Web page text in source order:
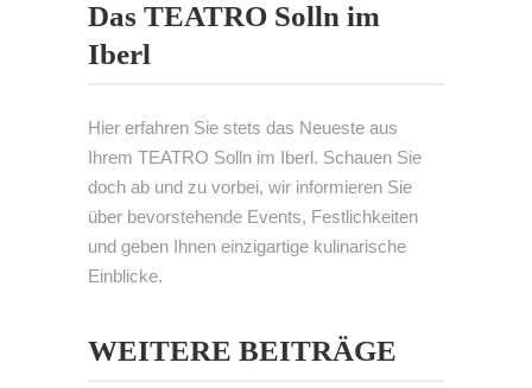
Das TEATRO Solln im
Iberl
Hier erfahren Sie stets das Neueste aus
Ihrem TEATRO Solln im Iberl. Schauen Sie
doch ab und zu vorbei, wir informieren Sie
über bevorstehende Events, Festlichkeiten
und geben Ihnen einzigartige kulinarische
Einblicke.
WEITERE BEITRÄGE